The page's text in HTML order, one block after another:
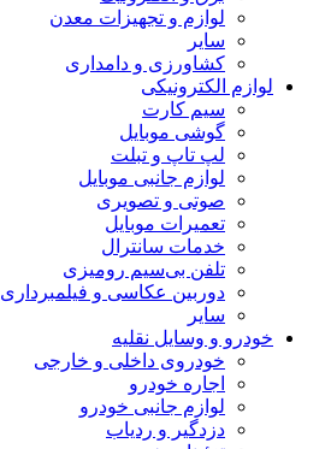
لوازم و تجهیزات معدن
سایر
کشاورزی و دامداری
لوازم الکترونیکی
سیم کارت
گوشی موبایل
لپ تاپ و تبلت
لوازم جانبی موبایل
صوتی و تصویری
تعمیرات موبایل
خدمات سانترال
تلفن بی‌سیم رومیزی
دوربین عکاسی و فیلمبرداری
سایر
خودرو و وسایل نقلیه
خودروی داخلی و خارجی
اجاره خودرو
لوازم جانبی خودرو
دزدگیر و ردیاب